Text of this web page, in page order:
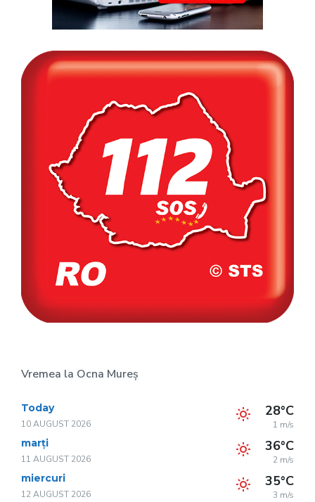
Vremea la Ocna Mureș
Today
10 AUGUST 2026
28°C
1 m/s
marți
11 AUGUST 2026
36°C
2 m/s
miercuri
12 AUGUST 2026
35°C
3 m/s